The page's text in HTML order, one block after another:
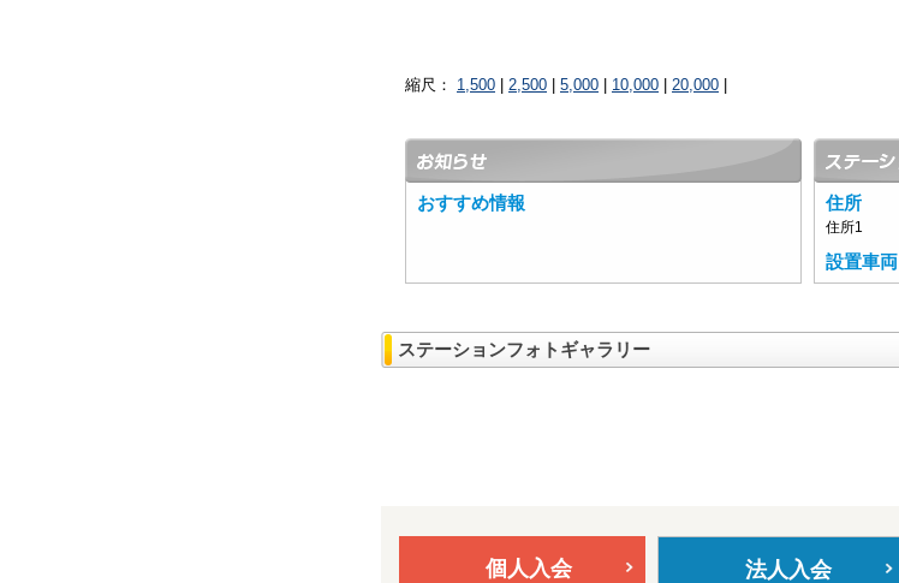
縮尺： 1,500 2,500 5,000 10,000 20,000
おすすめ情報 住所
住所1
設置車両
ステーションフォトギャラリー
個人入会 法人入会